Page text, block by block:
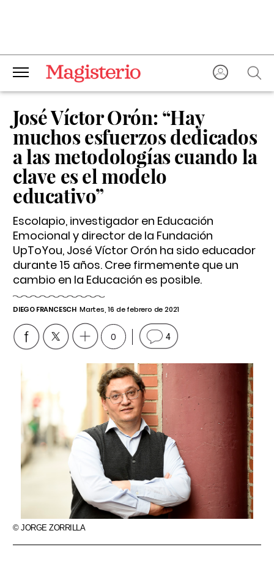
José Víctor Orón: “Hay
muchos esfuerzos dedicados
a las metodologías cuando la
clave es el modelo
educativo”
Escolapio, investigador en Educación
Emocional y director de la Fundación
UpToYou, José Víctor Orón ha sido educador
durante 15 años. Cree firmemente que un
cambio en la Educación es posible.
DIEGO FRANCESCH Martes, 16 de febrero de 2021
0 4
© JORGE ZORRILLA